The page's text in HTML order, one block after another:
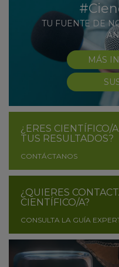
TU FUENTE DE
MÁS
¿ERES CIENTÍFICO/
TUS RESULTADOS?
CONTÁCTANOS
¿QUIERES
CIENTÍFICO/A?
CONSULTA LA GUÍA